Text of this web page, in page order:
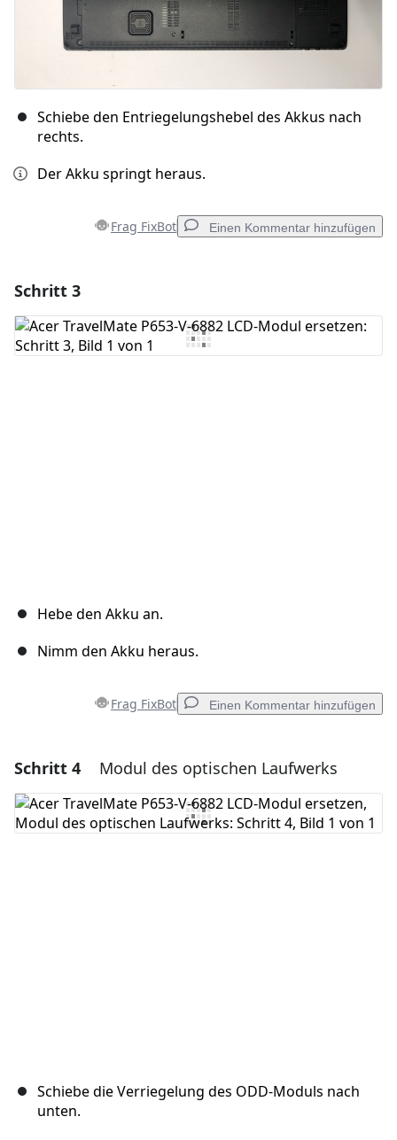
Schiebe den Entriegelungshebel des Akkus nach
rechts.
Der Akku springt heraus.
Frag FixBot Einen Kommentar hinzufügen
Kommentar hinzufügen
Schritt 3
Hebe den Akku an.
Nimm den Akku heraus.
Frag FixBot Einen Kommentar hinzufügen
Einen Kommentar hinzufügen
Kommentar hinzufügen
Schritt 4 Modul des optischen Laufwerks
Schiebe die Verriegelung des ODD-Moduls nach
unten.